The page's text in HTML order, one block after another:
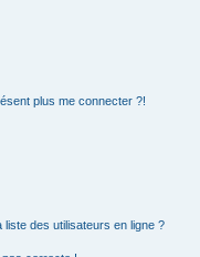
plus me connecter ?!
liste des utilisateurs en ligne ?